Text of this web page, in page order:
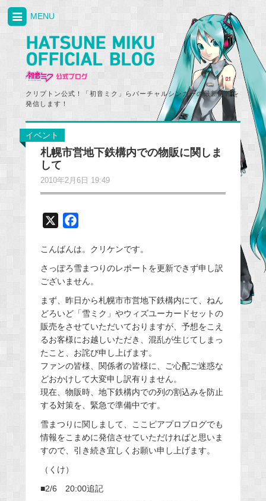
クリプトン公式！「初音ミク」らバーチャルシンガーの最新情報を
発信します！
MENU
イベント
札幌市営地下鉄構内での物販に関しま
して
2010年2月6日 19:49
c
e
b
o
o
k
こんばんは。クリケンです。
さっぽろ雪まつりのレポートを更新できず申し訳
ございません。
まず、昨日から札幌市市営地下鉄構内にて、ねん
どろいど「雪ミク」やウィズユーカードセットの
販売をさせていただいておりますが、予想をこえ
るお客様にお越しいただき、混乱が生じてしまっ
たこと、お詫び申し上げます。
ファンの皆様、関係者の皆様に、ご心配ご迷惑な
どおかけして大変申し訳有りません。
現在、物販時、地下鉄構内での列の割込みを防止
する対策を、緊急で準備中です。
雪まつりに関しまして、ここピアプロブログでも
情報をこまめに発信させていただければと思いま
すので、引き続き宜しくお願い申し上げます。
（くけ）
■2/6 20:00追記